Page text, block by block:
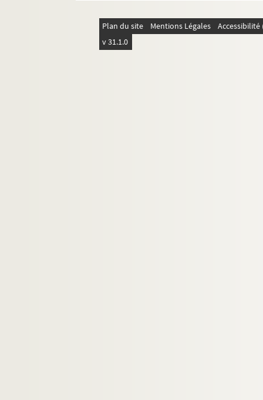
Plan du site Mentions Légales
v 31.1.0